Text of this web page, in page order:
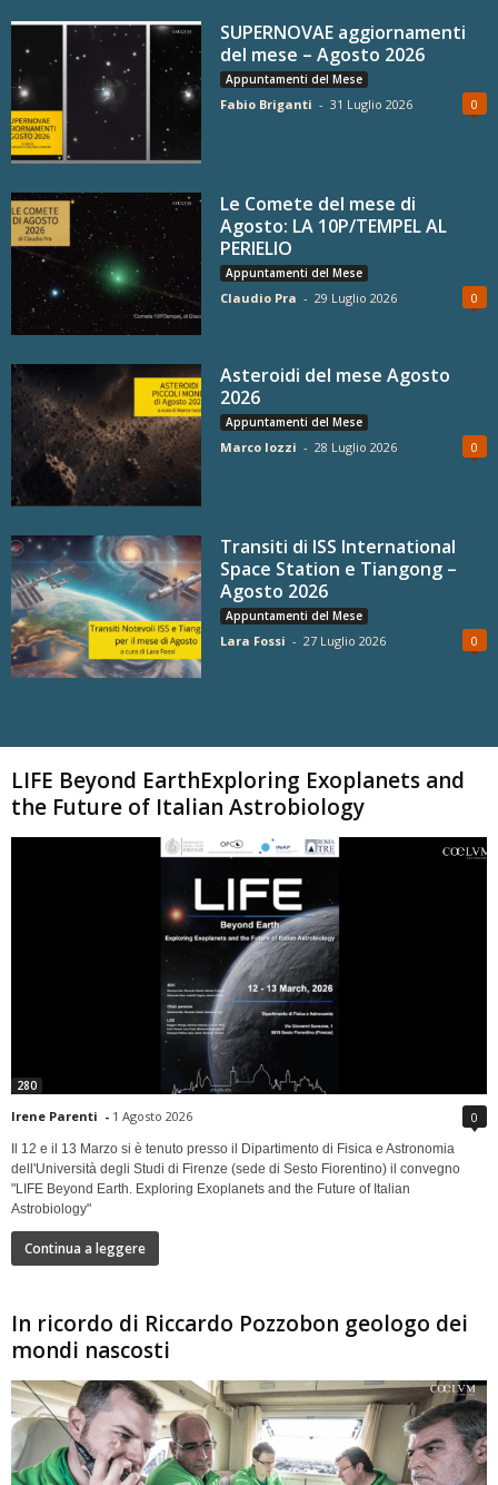
SUPERNOVAE aggiornamenti
del mese – Agosto 2026
Appuntamenti del Mese
Fabio Briganti - 31 Luglio 2026 0
Le Comete del mese di
Agosto: LA 10P/TEMPEL AL
PERIELIO
Appuntamenti del Mese
Claudio Pra - 29 Luglio 2026 0
Asteroidi del mese Agosto
2026
Appuntamenti del Mese
Marco Iozzi - 28 Luglio 2026 0
Transiti di ISS International
Space Station e Tiangong –
Agosto 2026
Appuntamenti del Mese
Lara Fossi - 27 Luglio 2026 0
LIFE Beyond EarthExploring Exoplanets and
the Future of Italian Astrobiology
280
Irene Parenti - 1 Agosto 2026 0
Il 12 e il 13 Marzo si è tenuto presso il Dipartimento di Fisica e Astronomia
dell'Università degli Studi di Firenze (sede di Sesto Fiorentino) il convegno
"LIFE Beyond Earth. Exploring Exoplanets and the Future of Italian
Astrobiology"
Continua a leggere
In ricordo di Riccardo Pozzobon geologo dei
mondi nascosti